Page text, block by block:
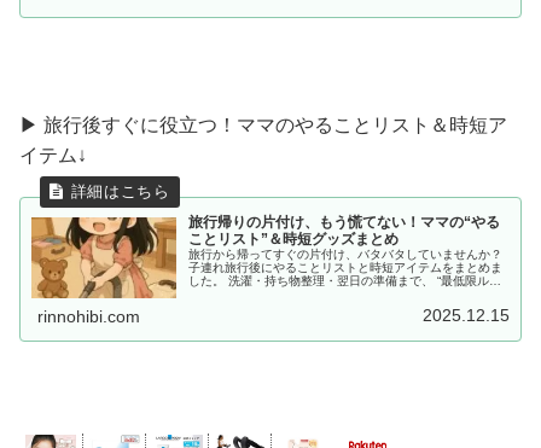
▶ 旅行後すぐに役立つ！ママのやることリスト＆時短ア
イテム↓
旅行帰りの片付け、もう慌てない！ママの“やる
ことリスト”＆時短グッズまとめ
旅行から帰ってすぐの片付け、バタバタしていませんか？
子連れ旅行後にやることリストと時短アイテムをまとめま
した。 洗濯・持ち物整理・翌日の準備まで、 “最低限ルー
rinnohibi.com 2025.12.15